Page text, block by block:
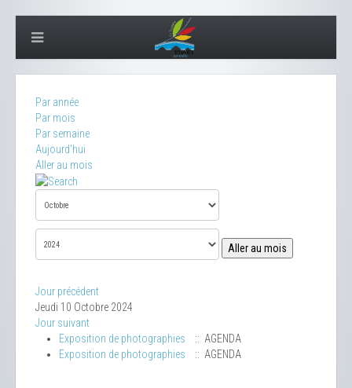
Par année
Par mois
Par semaine
Aujourd'hui
Aller au mois
Aller au mois
Jour précédent
Jeudi 10 Octobre 2024
Jour suivant
Exposition de photographies
:: AGENDA
Exposition de photographies
:: AGENDA